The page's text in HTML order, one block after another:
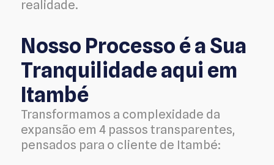
realidade.
Nosso Processo é a Sua
Tranquilidade aqui em
Itambé
Transformamos a complexidade da
expansão em 4 passos transparentes,
pensados para o cliente de Itambé: